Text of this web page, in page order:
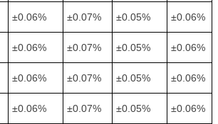
±0.06% ±0.07% ±0.05% ±0.06%
±0.06% ±0.07% ±0.05% ±0.06%
±0.06% ±0.07% ±0.05% ±0.06%
±0.06% ±0.07% ±0.05% ±0.06%